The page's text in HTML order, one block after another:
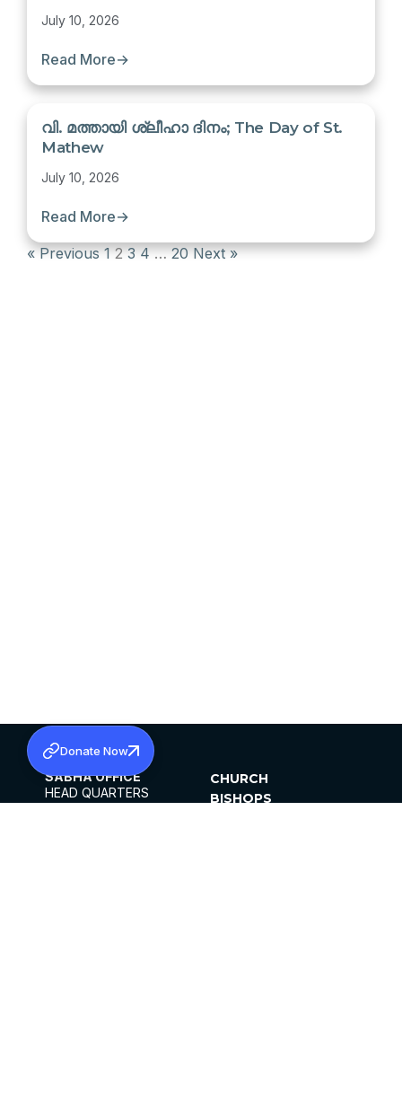
July 10, 2026
Read More→
വി. മത്തായി ശ്ലീഹാ ദിനം; The Day of St.
Mathew
July 10, 2026
Read More→
« Previous 1 2 3 4 … 20 Next »
SABHA OFFICE
HEAD QUARTERS
CHURCH
BISHOPS
Donate Now